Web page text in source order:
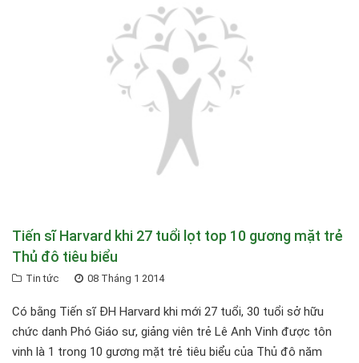
Tiến sĩ Harvard khi 27 tuổi lọt top 10 gương mặt trẻ
Thủ đô tiêu biểu
Tin tức 08 Tháng 1 2014
Có bằng Tiến sĩ ĐH Harvard khi mới 27 tuổi, 30 tuổi sở hữu
chức danh Phó Giáo sư, giảng viên trẻ Lê Anh Vinh được tôn
vinh là 1 trong 10 gương mặt trẻ tiêu biểu của Thủ đô năm